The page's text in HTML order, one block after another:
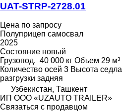
UAT-STRP-2728.01
Цена по запросу
Полуприцеп самосвал
2025
Состояние новый
Грузопод. 40 000 кг Объем 29 м³
Количество осей 3 Высота седла
разгрузки задняя
Узбекистан, Ташкент
ИП ООО «UZAUTO TRAILER»
Связаться с продавцом